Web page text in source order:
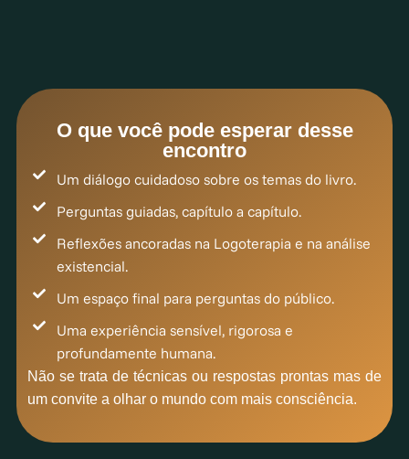
O que você pode esperar desse
encontro
Um diálogo cuidadoso sobre os temas do livro.
Perguntas guiadas, capítulo a capítulo.
Reflexões ancoradas na Logoterapia e na análise
existencial.
Um espaço final para perguntas do público.
Uma experiência sensível, rigorosa e
profundamente humana.
Não se trata de técnicas ou respostas prontasmas de
um convite a olhar o mundo com mais consciência.